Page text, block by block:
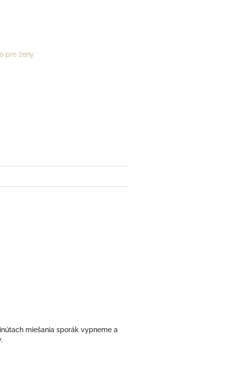
pre ženy
miešania sporák vypneme a